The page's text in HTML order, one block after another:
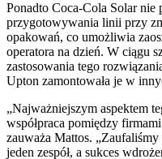
Ponadto Coca-Cola Solar nie
przygotowywania linii przy
opakowań, co umożliwia
operatora na dzień. W ciągu
zastosowania tego
Upton zamontowała je w
„Najważniejszym aspektem
współpraca pomiędzy
zauważa Mattos.
jeden zespół, a sukces